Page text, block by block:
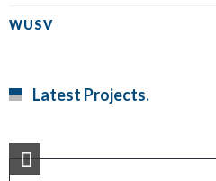
WUSV
Latest Projects.